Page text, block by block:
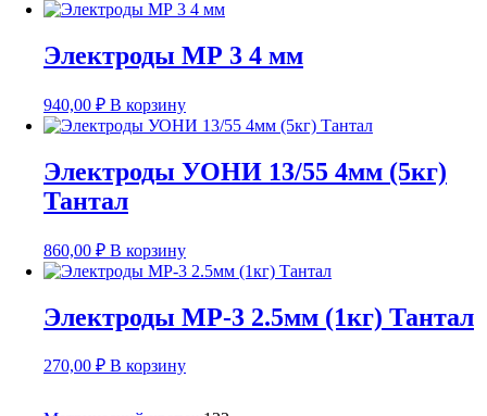
Электроды МР 3 4 мм
940,00 ₽ В корзину
Электроды УОНИ 13/55 4мм (5кг)
Тантал
860,00 ₽ В корзину
Электроды МР-3 2.5мм (1кг) Тантал
270,00 ₽ В корзину